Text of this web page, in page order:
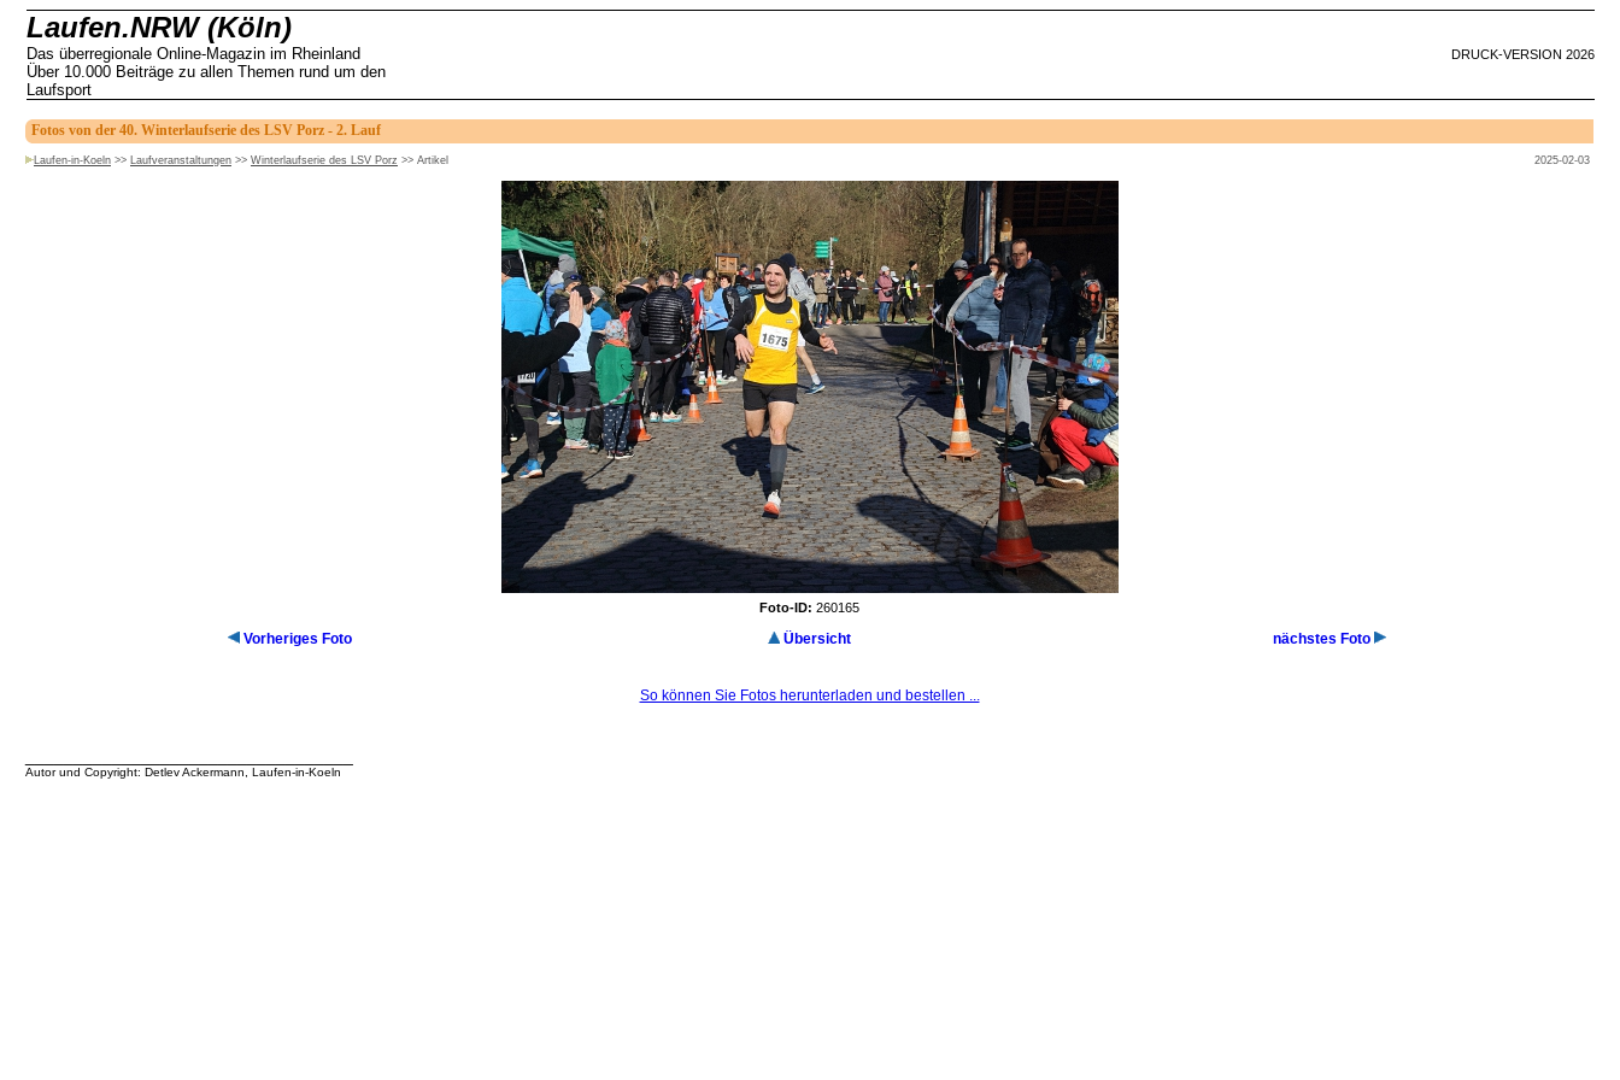
Laufen.NRW (Köln)
Das überregionale Online-Magazin im Rheinland
Über 10.000 Beiträge zu allen Themen rund um den
Laufsport
DRUCK-VERSION 2026
Fotos von der 40. Winterlaufserie des LSV Porz - 2. Lauf
Laufen-in-Koeln >> Laufveranstaltungen >> Winterlaufserie des LSV Porz >> Artikel 2025-02-03
Foto-ID: 260165
Vorheriges Foto Übersicht nächstes Foto
So können Sie Fotos herunterladen und bestellen ...
Autor und Copyright: Detlev Ackermann, Laufen-in-Koeln